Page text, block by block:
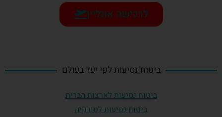
לרכישה אונליין
ביטוח נסיעות לפי יעד בעולם
ביטוח נסיעות לארצות הברית
ביטוח נסיעות לטורקיה